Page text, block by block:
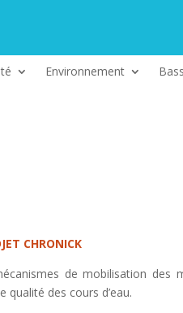
Environnement
CHRONICK
de mobilisation des
des cours d’eau.